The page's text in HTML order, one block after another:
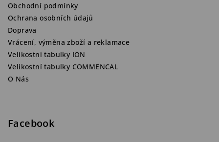
Obchodní podmínky
Ochrana osobních údajů
Doprava
Vrácení, výměna zboží a reklamace
Velikostní tabulky ION
Velikostní tabulky COMMENCAL
O Nás
Facebook